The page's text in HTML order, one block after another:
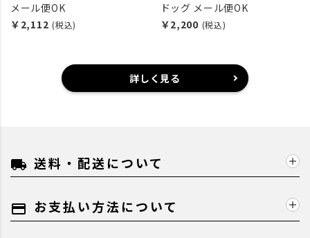
メール便OK
￥2,112 (税込)
ドッグ メール便OK
￥2,200 (税込)
詳しく見る
local_shipping 送料・配送について
payment お支払い方法について